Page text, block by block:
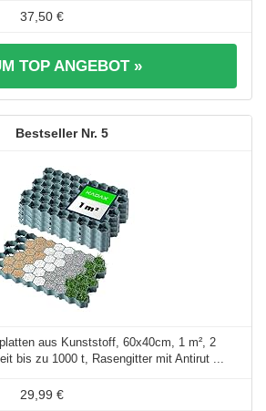
37,50 €
TOP ANGEBOT »
5
aus Kunststoff, 60x40cm, 1 m², 2
bis zu 1000 t, Rasengitter mit Antirut ...
29,99 €